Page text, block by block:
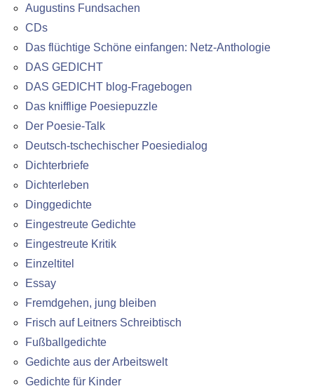
Augustins Fundsachen
CDs
Das flüchtige Schöne einfangen: Netz-Anthologie
DAS GEDICHT
DAS GEDICHT blog-Fragebogen
Das knifflige Poesiepuzzle
Der Poesie-Talk
Deutsch-tschechischer Poesiedialog
Dichterbriefe
Dichterleben
Dinggedichte
Eingestreute Gedichte
Eingestreute Kritik
Einzeltitel
Essay
Fremdgehen, jung bleiben
Frisch auf Leitners Schreibtisch
Fußballgedichte
Gedichte aus der Arbeitswelt
Gedichte für Kinder